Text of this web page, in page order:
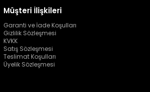
Müşteri İlişkileri
Garanti ve İade Koşulları
Gizlilik Sözleşmesi
KVKK
Satış Sözleşmesi
Teslimat Koşulları
Üyelik Sözleşmesi